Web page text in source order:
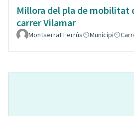
Millora del pla de mobilitat
carrer Vilamar
Montserrat Ferrús Municipi